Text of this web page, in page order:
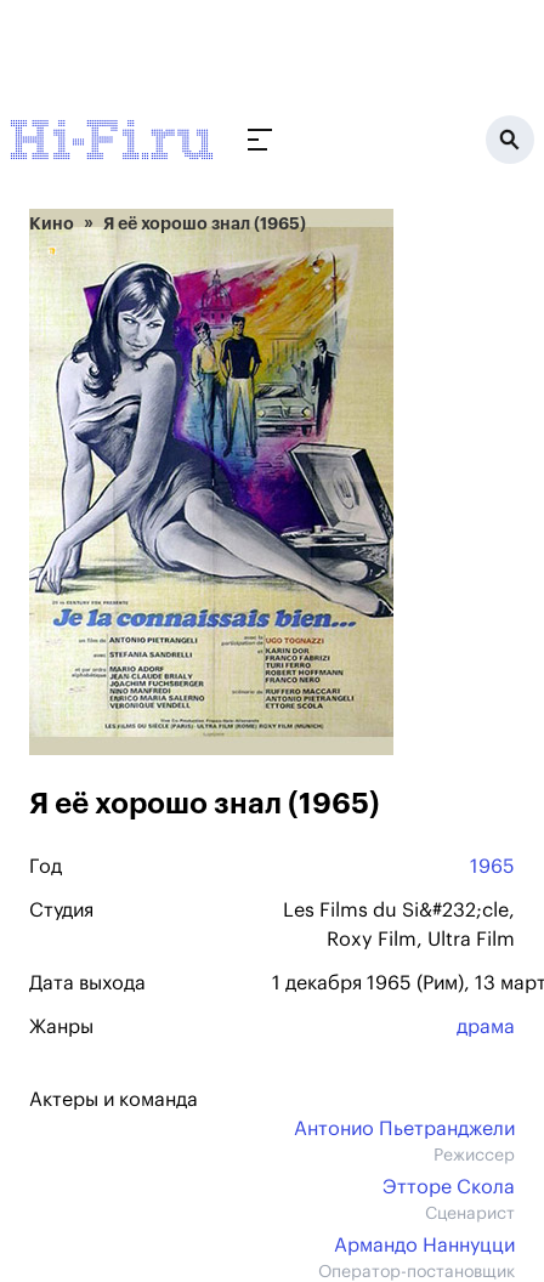
Кино Я её хорошо знал (1965)
Я её хорошо знал (1965)
Год 1965
Студия
Les Films du Si&#232;cle,
Roxy Film, Ultra Film
Дата выхода 1 декабря 1965 (Рим), 13
Жанры драма
Актеры и команда
Антонио Пьетранджели
Режиссер
Этторе Скола
Сценарист
Армандо Наннуцци
Оператор-постановщик